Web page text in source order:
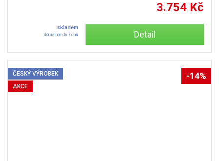
3.754 Kč
skladem
doručíme do 7 dnů Detail
ČESKÝ VÝROBEK
AKCE
-14%